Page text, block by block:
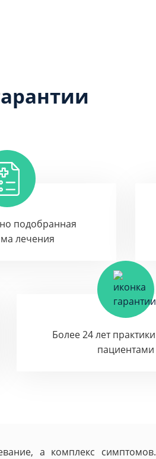
подобранная
лечения
Более 24 лет
пациентами
а комплекс